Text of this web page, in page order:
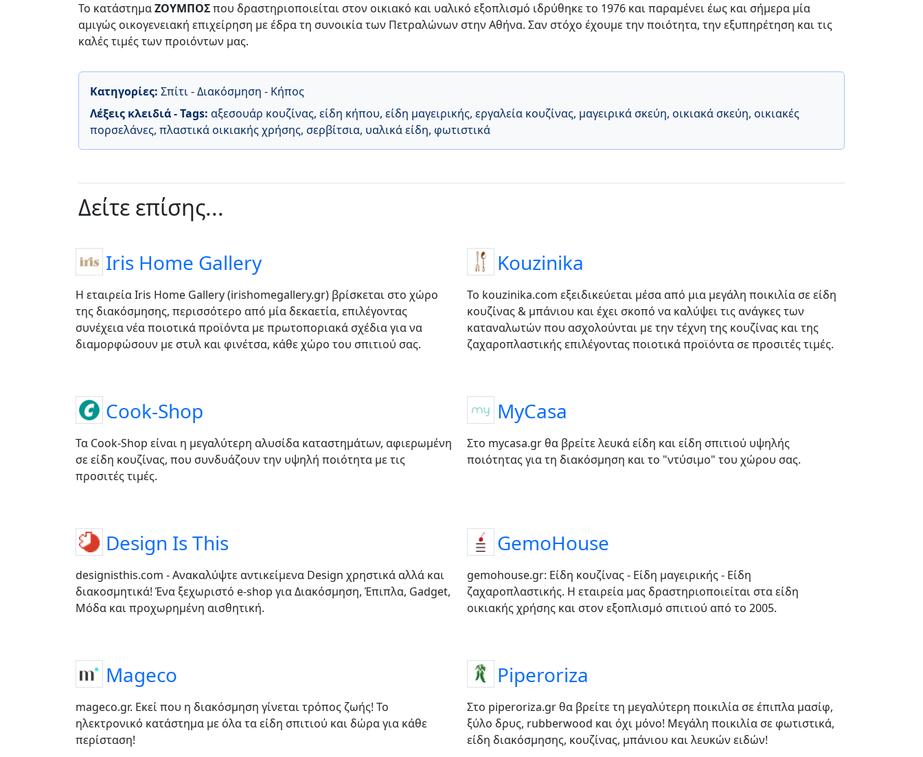
Το κατάστημαΖΟΥΜΠΟΣπου δραστηριοποιείται στον οικιακό και υαλικό εξοπλισμό ιδρύθηκε το 1976 και παραμένει έως και σήμερα μία
αμιγώς οικογενειακή επιχείρηση με έδρα τη συνοικία των Πετραλώνων στην Αθήνα. Σαν στόχο έχουμε την ποιότητα, την εξυπηρέτηση και τις
καλές τιμές των προιόντων μας.
Κατηγορίες: Σπίτι - Διακόσμηση - Κήπος
Λέξεις κλειδιά - Tags: αξεσουάρ κουζίνας, είδη κήπου, είδη μαγειρικής, εργαλεία κουζίνας, μαγειρικά σκεύη, οικιακά σκεύη, οικιακές
πορσελάνες, πλαστικά οικιακής χρήσης, σερβίτσια, υαλικά είδη, φωτιστικά
Δείτε επίσης...
Iris Home Gallery
H εταιρεία Iris Home Gallery (irishomegallery.gr) βρίσκεται στο χώρο
της διακόσμησης, περισσότερο από μία δεκαετία, επιλέγοντας
συνέχεια νέα ποιοτικά προϊόντα με πρωτοποριακά σχέδια για να
διαμορφώσουν με στυλ και φινέτσα, κάθε χώρο του σπιτιού σας.
Kouzinika
Το kouzinika.com εξειδικεύεται μέσα από μια μεγάλη ποικιλία σε είδη
κουζίνας & μπάνιου και έχει σκοπό να καλύψει τις ανάγκες των
καταναλωτών που ασχολούνται με την τέχνη της κουζίνας και της
ζαχαροπλαστικής επιλέγοντας ποιοτικά προϊόντα σε προσιτές τιμές.
Cook-Shop
Τα Cook-Shop είναι η μεγαλύτερη αλυσίδα καταστημάτων, αφιερωμένη
σε είδη κουζίνας, που συνδυάζουν την υψηλή ποιότητα με τις
προσιτές τιμές.
MyCasa
Στο mycasa.gr θα βρείτε λευκά είδη και είδη σπιτιού υψηλής
ποιότητας για τη διακόσμηση και το "ντύσιμο" του χώρου σας.
Design Is This
designisthis.com - Ανακαλύψτε αντικείμενα Design χρηστικά αλλά και
διακοσμητικά! Ένα ξεχωριστό e-shop για Διακόσμηση, Έπιπλα, Gadget,
Μόδα και προχωρημένη αισθητική.
GemoHouse
gemohouse.gr: Είδη κουζίνας - Είδη μαγειρικής - Είδη
ζαχαροπλαστικής. Η εταιρεία μας δραστηριοποιείται στα είδη
οικιακής χρήσης και στον εξοπλισμό σπιτιού από το 2005.
Mageco
mageco.gr. Εκεί που η διακόσμηση γίνεται τρόπος ζωής! Το
ηλεκτρονικό κατάστημα με όλα τα είδη σπιτιού και δώρα για κάθε
περίσταση!
Piperoriza
Στο piperoriza.gr θα βρείτε τη μεγαλύτερη ποικιλία σε έπιπλα μασίφ,
ξύλο δρυς, rubberwood και όχι μόνο! Μεγάλη ποικιλία σε φωτιστικά,
είδη διακόσμησης, κουζίνας, μπάνιου και λευκών ειδών!